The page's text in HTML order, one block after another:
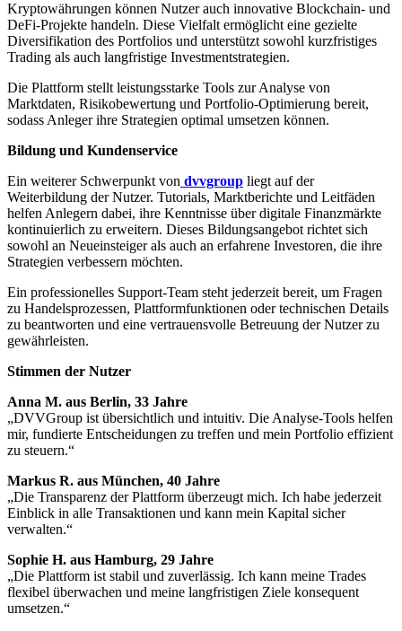
Kryptowährungen können Nutzer auch innovative Blockchain- und
DeFi-Projekte handeln. Diese Vielfalt ermöglicht eine gezielte
Diversifikation des Portfolios und unterstützt sowohl kurzfristiges
Trading als auch langfristige Investmentstrategien.
Die Plattform stellt leistungsstarke Tools zur Analyse von
Marktdaten, Risikobewertung und Portfolio-Optimierung bereit,
sodass Anleger ihre Strategien optimal umsetzen können.
Bildung und Kundenservice
Ein weiterer Schwerpunkt von dvvgroup liegt auf der
Weiterbildung der Nutzer. Tutorials, Marktberichte und Leitfäden
helfen Anlegern dabei, ihre Kenntnisse über digitale Finanzmärkte
kontinuierlich zu erweitern. Dieses Bildungsangebot richtet sich
sowohl an Neueinsteiger als auch an erfahrene Investoren, die ihre
Strategien verbessern möchten.
Ein professionelles Support-Team steht jederzeit bereit, um Fragen
zu Handelsprozessen, Plattformfunktionen oder technischen Details
zu beantworten und eine vertrauensvolle Betreuung der Nutzer zu
gewährleisten.
Stimmen der Nutzer
Anna M. aus Berlin, 33 Jahre
„DVVGroup ist übersichtlich und intuitiv. Die Analyse-Tools helfen
mir, fundierte Entscheidungen zu treffen und mein Portfolio effizient
zu steuern.“
Markus R. aus München, 40 Jahre
„Die Transparenz der Plattform überzeugt mich. Ich habe jederzeit
Einblick in alle Transaktionen und kann mein Kapital sicher
verwalten.“
Sophie H. aus Hamburg, 29 Jahre
„Die Plattform ist stabil und zuverlässig. Ich kann meine Trades
flexibel überwachen und meine langfristigen Ziele konsequent
umsetzen.“